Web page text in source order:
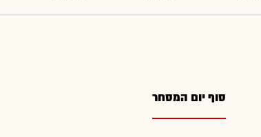
סוף יום המסחר